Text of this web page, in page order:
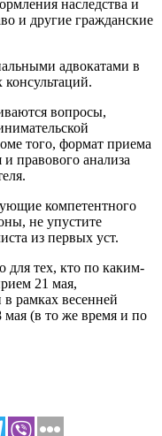
наследства и
и другие гражданские
адвокатами в
вопросы,
того, формат приема
и правового анализа
компетентного
не упустите
из первых уст.
для тех, кто по каким-
21 мая,
в рамках весенней
(в то же время и по